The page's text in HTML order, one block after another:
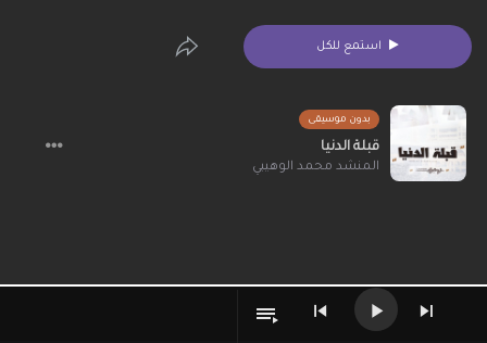
استمع للكل
بدون موسيقى
قبلة الدنيا
المنشد محمد الوهيبي